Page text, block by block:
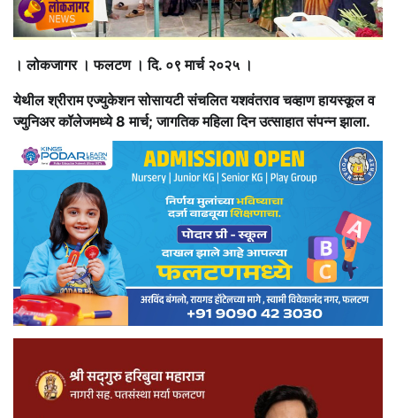
। लोकजागर । फलटण । दि. ०९ मार्च २०२५ ।
येथील श्रीराम एज्युकेशन सोसायटी संचलित यशवंतराव चव्हाण हायस्कूल व
ज्युनिअर कॉलेजमध्ये 8 मार्च; जागतिक महिला दिन उत्साहात संपन्न झाला.